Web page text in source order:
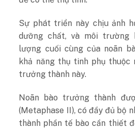
Sự phát triển này chịu ảnh
dưỡng chất, và môi trường
lượng cuối cùng của noãn
khả năng thụ tinh phụ thuộc
trưởng thành này.
Noãn bào trưởng thành
(Metaphase II), có đầy đủ bộ
thành phần tế bào cần thiết